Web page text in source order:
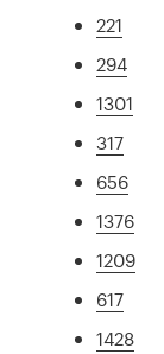
221
294
1301
317
656
1376
1209
617
1428